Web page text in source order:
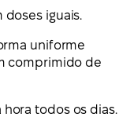
iguais.
uniforme
comprimido de
todos os dias.